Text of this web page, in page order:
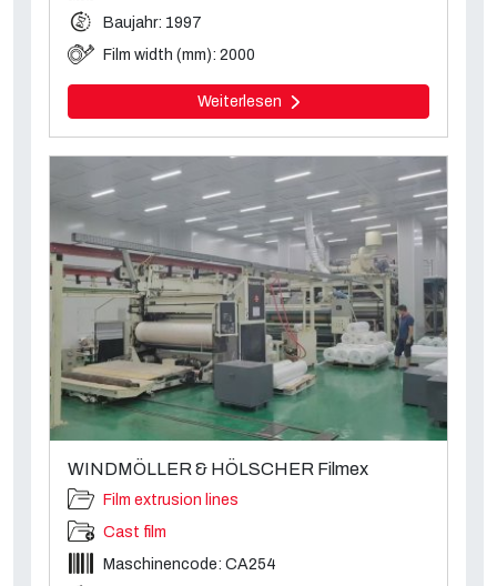
Baujahr: 1997
Film width (mm): 2000
Weiterlesen
WINDMÖLLER & HÖLSCHER Filmex
Film extrusion lines
Cast film
Maschinencode: CA254